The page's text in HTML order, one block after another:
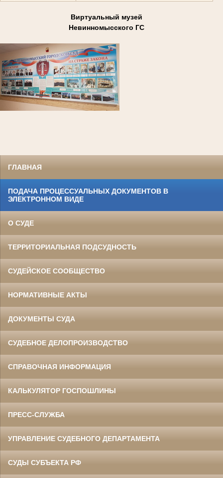
Виртуальный музей
Невинномысского ГС
ГЛАВНАЯ
ПОДАЧА ПРОЦЕССУАЛЬНЫХ ДОКУМЕНТОВ В
ЭЛЕКТРОННОМ ВИДЕ
О СУДЕ
ТЕРРИТОРИАЛЬНАЯ ПОДСУДНОСТЬ
СУДЕЙСКОЕ СООБЩЕСТВО
НОРМАТИВНЫЕ АКТЫ
ДОКУМЕНТЫ СУДА
СУДЕБНОЕ ДЕЛОПРОИЗВОДСТВО
СПРАВОЧНАЯ ИНФОРМАЦИЯ
КАЛЬКУЛЯТОР ГОСПОШЛИНЫ
ПРЕСС-СЛУЖБА
УПРАВЛЕНИЕ СУДЕБНОГО ДЕПАРТАМЕНТА
СУДЫ СУБЪЕКТА РФ